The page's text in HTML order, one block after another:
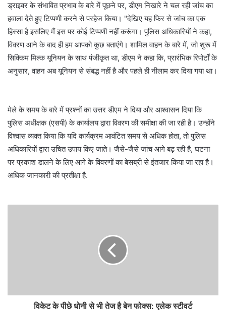
ड्राइवर के संभावित प्रभाव के बारे में पूछने पर, डीएम निखारे ने चल रही जांच का
हवाला देते हुए टिप्पणी करने से परहेज किया। "देखिए यह फिर से जांच का एक
हिस्सा है इसलिए मैं इस पर कोई टिप्पणी नहीं करूंगा। पुलिस अधिकारियों ने कहा,
विवरण आने के बाद ही हम आपको कुछ बताएंगे। शामिल वाहन के बारे में, जो शुरू में
सिक्किम मिल्क यूनियन के साथ पंजीकृत था, डीएम ने कहा कि, प्रारंभिक रिपोर्टों के
अनुसार, वाहन अब यूनियन से संबद्ध नहीं है और पहले ही नीलाम कर दिया गया था।
मेले के समय के बारे में प्रश्नों का उत्तर डीएम ने दिया और आश्वासन दिया कि
पुलिस अधीक्षक (एसपी) के कार्यालय द्वारा विवरण की समीक्षा की जा रही है। उन्होंने
विश्वास व्यक्त किया कि यदि कार्यक्रम आवंटित समय से अधिक होता, तो पुलिस
अधिकारियों द्वारा उचित उपाय किए जाते। जैसे-जैसे जांच आगे बढ़ रही है, घटना
पर प्रकाश डालने के लिए आगे के विवरणों का बेसब्री से इंतजार किया जा रहा है।
अधिक जानकारी की प्रतीक्षा है.
विकेट के पीछे धोनी से भी तेज है बेन फोक्स: एलेक स्टीवर्ट